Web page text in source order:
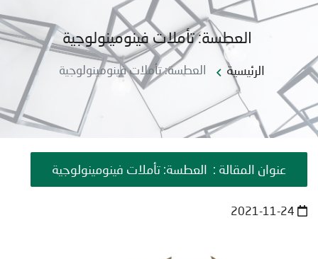
العطسة: تأملات فينومينولوجية
الرئيسية العطسة: تأملات فينومينولوجية
عنوان المقالة : العطسة: تأملات فينومينولوجية